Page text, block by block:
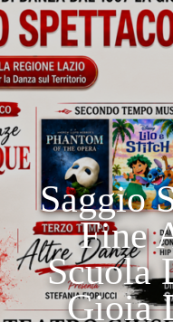
Saggio
Fine
Scuola
Gioia